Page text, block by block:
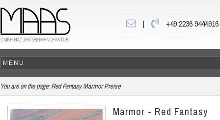
| +49 2236 9444916
You are on the page: Red Fantasy Marmor Preise
Marmor - Red Fantasy